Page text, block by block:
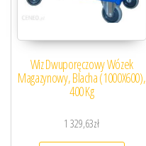
Wiz Dwuporęczowy Wózek
Magazynowy, Blacha (1000X600),
400 Kg
1 329,63zł